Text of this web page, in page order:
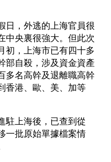
日，外逃的上海官員很
中央裏很強大。但此次
初，上海市已有四十多
部自殺，涉及資金資產
多名高幹及退離職高幹
香港、歐、美、加等
駐上海後，已查到從
一批原始單據檔案情